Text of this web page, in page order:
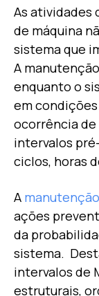
As atividades
de máquina
sistema que
A
enquanto o
em
ocorrência de
intervalos
ciclos, horas
A
ações
da
sistema.
intervalos de
estruturais,